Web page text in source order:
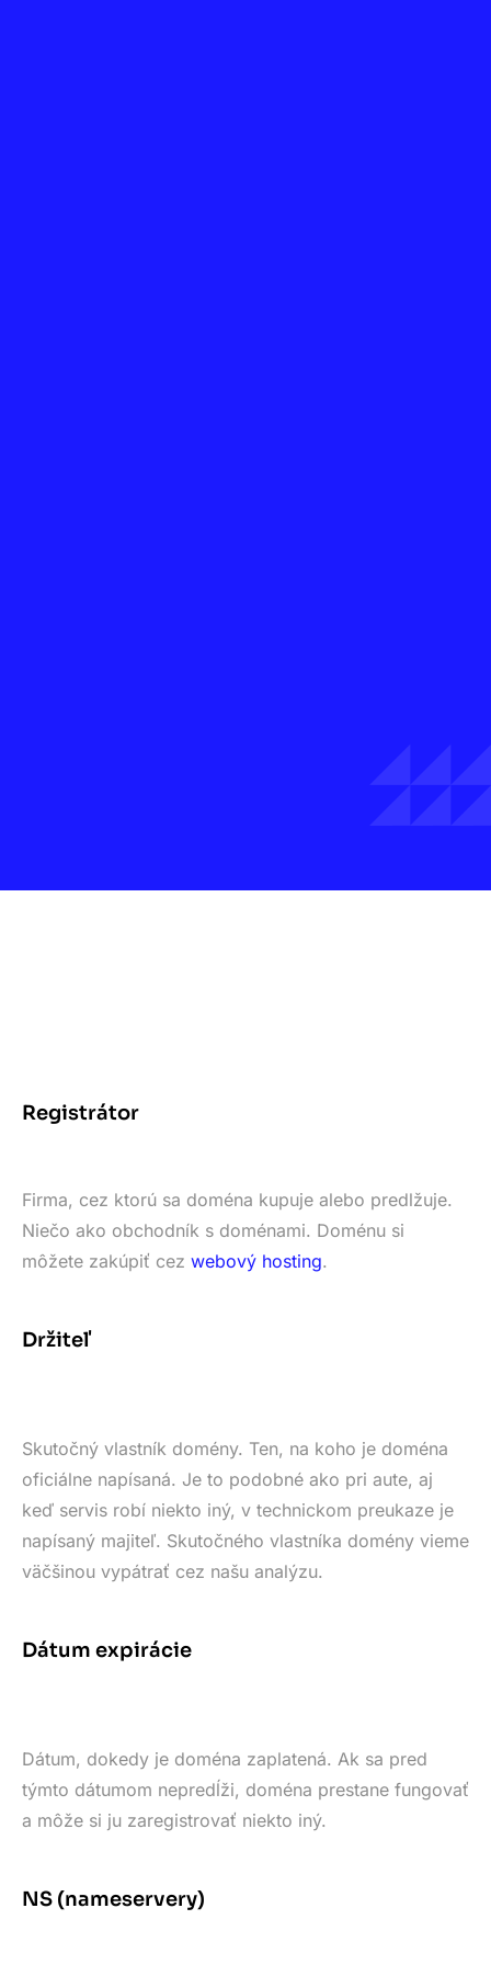
Registrátor
Firma, cez ktorú sa doména kupuje alebo predlžuje.
Niečo ako obchodník s doménami. Doménu si
môžete zakúpiť cez webový hosting.
Držiteľ
Skutočný vlastník domény. Ten, na koho je doména
oficiálne napísaná. Je to podobné ako pri aute, aj
keď servis robí niekto iný, v technickom preukaze je
napísaný majiteľ. Skutočného vlastníka domény vieme
väčšinou vypátrať cez našu analýzu.
Dátum expirácie
Dátum, dokedy je doména zaplatená. Ak sa pred
týmto dátumom nepredĺži, doména prestane fungovať
a môže si ju zaregistrovať niekto iný.
NS (nameservery)